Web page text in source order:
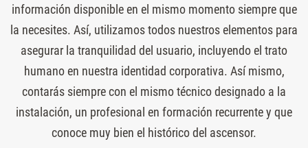
información disponible en el mismo momento siempre que
la necesites. Así, utilizamos todos nuestros elementos para
asegurar la tranquilidad del usuario, incluyendo el trato
humano en nuestra identidad corporativa. Así mismo,
contarás siempre con el mismo técnico designado a la
instalación, un profesional en formación recurrente y que
conoce muy bien el histórico del ascensor.